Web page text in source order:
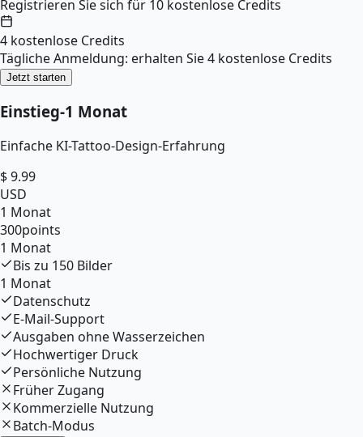
Registrieren Sie sich für 10 kostenlose Credits
4 kostenlose Credits
Tägliche Anmeldung: erhalten Sie 4 kostenlose Credits
Jetzt starten
Einstieg-1 Monat
Einfache KI-Tattoo-Design-Erfahrung
$9.99
USD
1 Monat
300points
1 Monat
Bis zu 150 Bilder
1 Monat
Datenschutz
E-Mail-Support
Ausgaben ohne Wasserzeichen
Hochwertiger Druck
Persönliche Nutzung
Früher Zugang
Kommerzielle Nutzung
Batch-Modus